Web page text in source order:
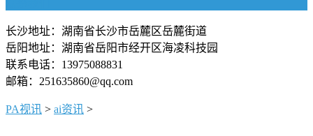
长沙地址：湖南省长沙市岳麓区岳麓街道
岳阳地址：湖南省岳阳市经开区海凌科技园
联系电话：13975088831
邮箱：251635860@qq.com
PA视讯 > ai资讯 >